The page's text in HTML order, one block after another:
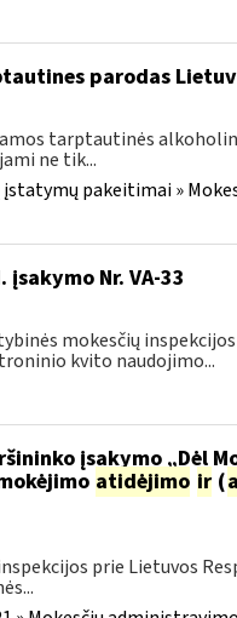
parodas
tarptautinės
ne tik...
įstatymų pakeitimai »
Nr. VA-33
mokesčių
kvito naudojimo...
įsakymo „Dėl
atidėjimo ir(
prie Lietuvos